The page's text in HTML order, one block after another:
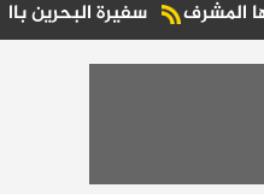
البحرين بالقاهرة: زيارة